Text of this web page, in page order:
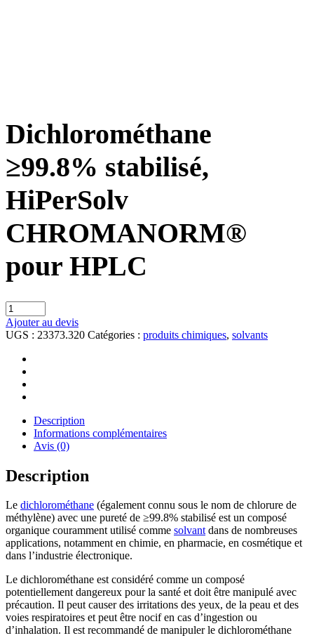
Dichlorométhane
≥99.8% stabilisé,
HiPerSolv
CHROMANORM®
pour HPLC
Ajouter au devis
UGS : 23373.320 Catégories : produits chimiques, solvants
Description
Informations complémentaires
Avis (0)
Description
Le dichlorométhane (également connu sous le nom de chlorure de
méthylène) avec une pureté de ≥99.8% stabilisé est un composé
organique couramment utilisé comme solvantdans de nombreuses
applications, notamment en chimie, en pharmacie, en cosmétique et
dans l’industrie électronique.
Le dichlorométhane est considéré comme un composé
potentiellement dangereux pour la santé et doit être manipulé avec
précaution. Il peut causer des irritations des yeux, de la peau et des
voies respiratoires et peut être nocif en cas d’ingestion ou
d’inhalation. Il est recommandé de manipuler le dichlorométhane